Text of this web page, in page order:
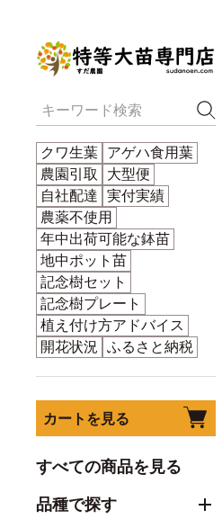
クワ生葉
アゲハ食用葉
農園引取
大型便
自社配達
実付実績
農薬不使用
年中出荷可能な鉢苗
地中ポット苗
記念樹セット
記念樹プレート
植え付け方アドバイス
開花状況
ふるさと納税
カートを見る
すべての商品を見る
品種で探す